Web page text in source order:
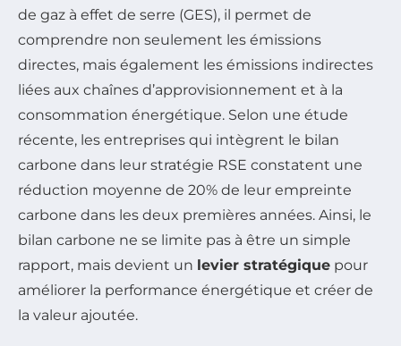
de gaz à effet de serre (GES), il permet de
comprendre non seulement les émissions
directes, mais également les émissions indirectes
liées aux chaînes d’approvisionnement et à la
consommation énergétique. Selon une étude
récente, les entreprises qui intègrent le bilan
carbone dans leur stratégie RSE constatent une
réduction moyenne de 20% de leur empreinte
carbone dans les deux premières années. Ainsi, le
bilan carbone ne se limite pas à être un simple
rapport, mais devient un levier stratégique pour
améliorer la performance énergétique et créer de
la valeur ajoutée.